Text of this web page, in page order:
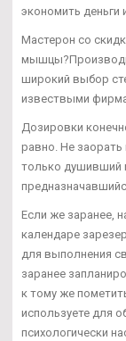
экономить деньги
Мастерон со
широкий выбор
извествыми
Дозировки
равно. Не
только душивший
Если же заранее,
календаре
для выполнения
заранее
к тому же
используете для
психологически